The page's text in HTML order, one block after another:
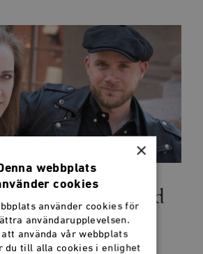
faktabaserad
grannar
BLANCHE SANDE
×
webbplats
cookies
använder cookies för
användarupplevelsen.
att använda vår webbplats
du till alla cookies i enlighet